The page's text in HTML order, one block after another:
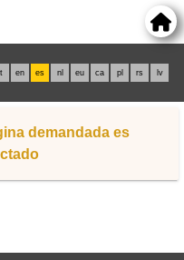
en es nl eu ca pl rs lv
demandada es